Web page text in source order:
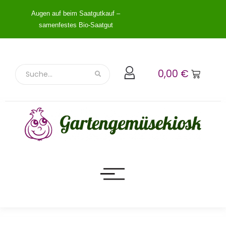
Augen auf beim Saatgutkauf –
samenfestes Bio-Saatgut
0,00 €